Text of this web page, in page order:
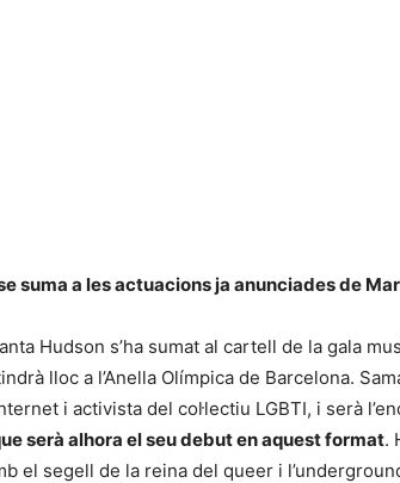
suma a les actuacions ja anunciades de
Hudson s’ha sumat al cartell de la gala
lloc a l’Anella Olímpica de Barcelona.
i activista del col·lectiu LGBTI, i serà
serà alhora el seu debut en aquest format.
el segell de la reina del queer i